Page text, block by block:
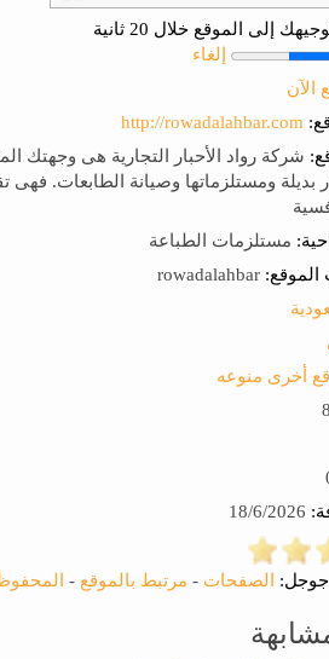
إلى الموقع خلال 20 ثانية
إلغاء
الآن
http://rowadalahbar.com
شركة رواد الأحبار التجارية هى وجهتك
بديلة ومستلزماتها وصيانة الطابعات.
مستلزمات الطباعة
أخرى منوعه
جوجل: الصفحات - مرتبط بالموقع -